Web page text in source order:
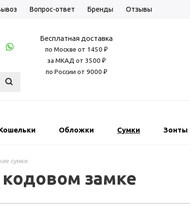
Вопрос-ответ Бренды Отзывы
Бесплатная доставка
по Москве от 1450 ₽
за МКАД от 3500 ₽
по России от 9000 ₽
Обложки Сумки Зонты
сумки
замке